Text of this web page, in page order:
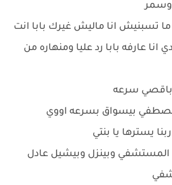
وسمر
ما تسبنيش انا ماليش غيرك بابا انت
عارفه بابا رد عليا ومنهاره من
سرعه
بيسواق بسرعه اووي
يسترها يا بنتي
وبينزل وبيشيل عادل